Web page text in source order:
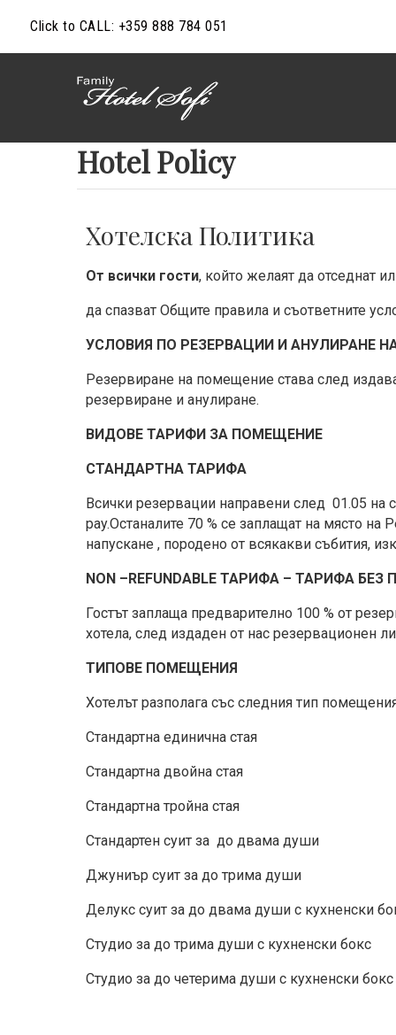
Click to CALL: +359 888 784 051
Hotel Policy
Хотелска Политика
От всички гости, който желаят да отседнат
да спазват Общите правила и съответните
УСЛОВИЯ ПО РЕЗЕРВАЦИИ И АНУЛИРАНЕ
Резервиране на помещение става след
резервиране и анулиране.
ВИДОВЕ ТАРИФИ ЗА ПОМЕЩЕНИЕ
СТАНДАРТНА ТАРИФА
Всички резервации направени след 01.05 на
pay.Останалите 70 % се заплащат на място
напускане , породено от всякакви събития,
NON –REFUNDABLE ТАРИФА – ТАРИФА БЕЗ
Гостът заплаща предварително 100 % от
хотела, след издаден от нас резервационен
ТИПОВЕ ПОМЕЩЕНИЯ
Хотелът разполага със следния тип
Стандартна единична стая
Стандартна двойна стая
Стандартна тройна стая
Стандартен суит за до двама души
Джуниър суит за до трима души
Делукс суит за до двама души с кухненски
Студио за до трима души с кухненски бокс
Студио за до четерима души с кухненски бокс